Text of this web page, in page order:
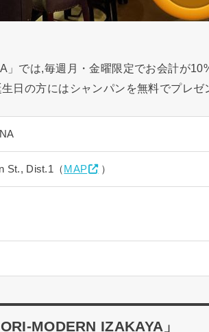
では,毎週月・金曜限定でお会計が
の方にはシャンパンを無料でプレゼ
St., Dist.1（ MAP ）
MODERN IZAKAYA」